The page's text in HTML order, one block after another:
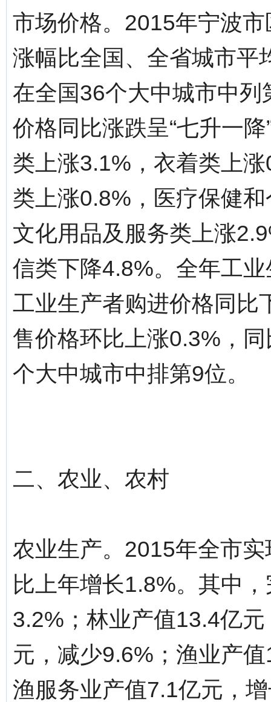
市场价格。2015年宁波
涨幅比全国、全省城市平
在全国36个大中城市中
价格同比涨跌呈“七升一
类上涨3.1%，衣着类上
类上涨0.8%，医疗保健
文化用品及服务类上涨
信类下降4.8%。全年工
工业生产者购进价格同比
售价格环比上涨0.3%，
个大中城市中排第9位。
二、农业、农村
农业生产。2015年全市
比上年增长1.8%。其中
3.2%；林业产值13.4亿
元，减少9.6%；渔业产
渔服务业产值7.1亿元，